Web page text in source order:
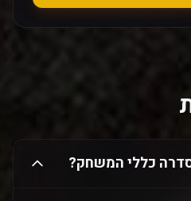
כללי המשחק?